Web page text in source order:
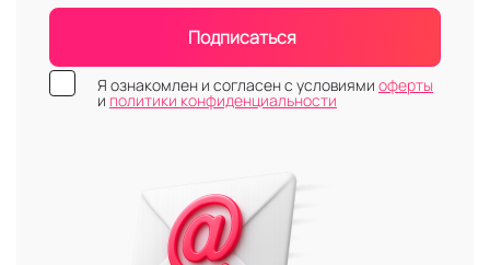
Подписаться
Я ознакомлен и согласен с условиями оферты
и политики конфиденциальности